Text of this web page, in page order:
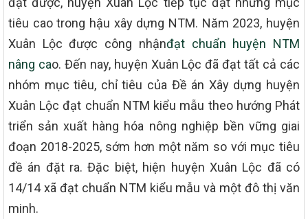
tiêu cao trong hậu xây dựng NTM. Năm 2023, huyện
Xuân Lộc được công nhậnđạt chuẩn huyện NTM
nâng cao. Đến nay, huyện Xuân Lộc đã đạt tất cả các
nhóm mục tiêu, chỉ tiêu của Đề án Xây dựng huyện
Xuân Lộc đạt chuẩn NTM kiểu mẫu theo hướng Phát
triển sản xuất hàng hóa nông nghiệp bền vững giai
đoạn 2018-2025, sớm hơn một năm so với mục tiêu
đề án đặt ra. Đặc biệt, hiện huyện Xuân Lộc đã có
14/14 xã đạt chuẩn NTM kiểu mẫu và một đô thị văn
minh.